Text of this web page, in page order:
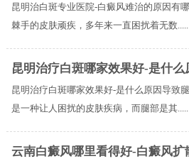
昆明治白斑专业医院-白癜风难治的原因有
棘手的皮肤顽疾，多年来一直困扰着无数.....
昆明治疗白斑哪家效果好-是什么
昆明治疗白斑哪家效果好-是什么原因导致
是一种让人困扰的皮肤疾病，而腿部是其.....
云南白癜风哪里看得好-白癜风扩